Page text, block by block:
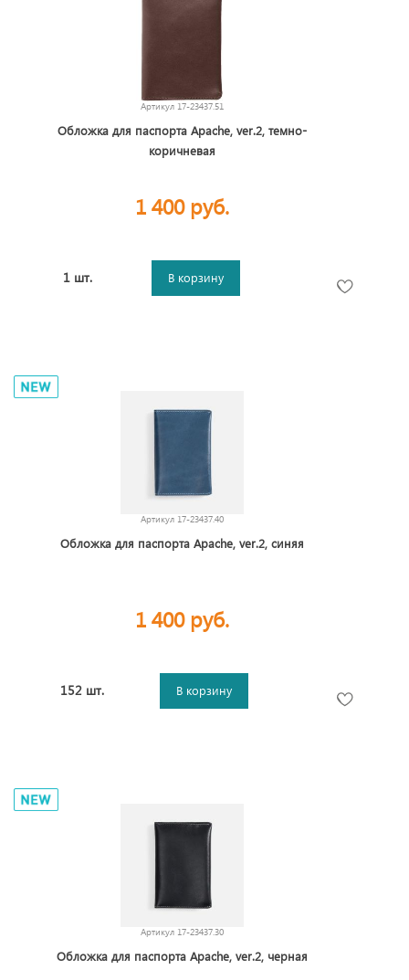
Артикул 17-23437.51
Обложка для паспорта Apache, ver.2, темно-
коричневая
1 400 руб.
1 шт. В корзину
Артикул 17-23437.40
Обложка для паспорта Apache, ver.2, синяя
1 400 руб.
152 шт. В корзину
Артикул 17-23437.30
Обложка для паспорта Apache, ver.2, черная